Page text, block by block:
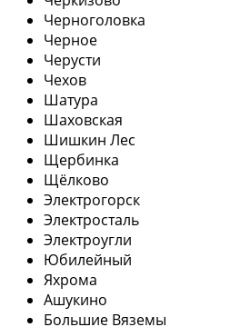
Черноголовка
Черное
Черусти
Чехов
Шатура
Шаховская
Шишкин Лес
Щербинка
Щёлково
Электрогорск
Электросталь
Электроугли
Юбилейный
Яхрома
Ашукино
Большие Вяземы